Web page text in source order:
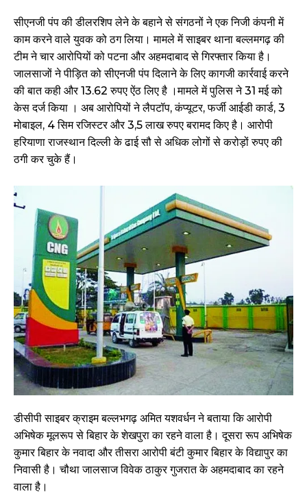
सीएनजी पंप की डीलरशिप लेने के बहाने से संगठनों ने एक निजी कंपनी में
काम करने वाले युवक को ठग लिया। मामले में साइबर थाना बल्लमगढ़ की
टीम ने चार आरोपियों को पटना और अहमदाबाद से गिरफ्तार किया है।
जालसाजों ने पीड़ित को सीएनजी पंप दिलाने के लिए कागजी कार्रवाई करने
की बात कही और 13.62 रुपए ऐंठ लिए है ।मामले में पुलिस ने 31 मई को
केस दर्ज किया । अब आरोपियों ने लैपटॉप, कंप्यूटर, फर्जी आईडी कार्ड, 3
मोबाइल, 4 सिम रजिस्टर और 3,5 लाख रुपए बरामद किए है। आरोपी
हरियाणा राजस्थान दिल्ली के ढाई सौ से अधिक लोगों से करोड़ों रुपए की
ठगी कर चुके हैं।
डीसीपी साइबर क्राइम बल्लभगढ़ अमित यशवर्धन ने बताया कि आरोपी
अभिषेक मूलरूप से बिहार के शेखपुरा का रहने वाला है। दूसरा रूप अभिषेक
कुमार बिहार के नवादा और तीसरा आरोपी बंटी कुमार बिहार के विद्यापुर का
निवासी है। चौथा जालसाज विवेक ठाकुर गुजरात के अहमदाबाद का रहने
वाला है।